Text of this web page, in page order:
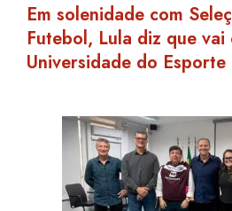
Em solenidade com
Futebol, Lula diz que vai
Universidade do